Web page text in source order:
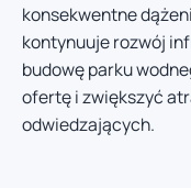
konsekwentne
kontynuuje rozwój
budowę parku
ofertę i zwiększyć
odwiedzających.